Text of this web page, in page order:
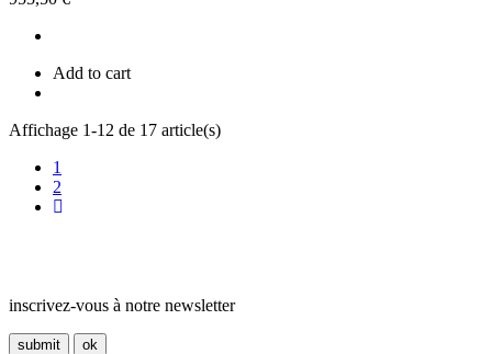
Add to cart
Affichage 1-12 de 17 article(s)
1
2
inscrivez-vous à notre newsletter